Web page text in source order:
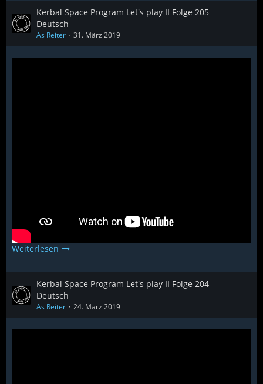
Kerbal Space Program Let's play II Folge 205
Deutsch
As Reiter 31. März 2019
Weiterlesen
Kerbal Space Program Let's play II Folge 204
Deutsch
As Reiter 24. März 2019